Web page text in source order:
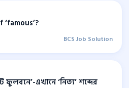
BCS Job Solution
এখানে ‘নিত্য’ শব্দের